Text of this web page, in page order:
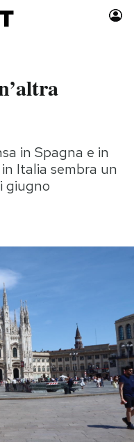
Consumismi
Storie/Idee
Ok Boomer!
Mondiali calcio 2026
in Spagna e in
Italia sembra un
giugno